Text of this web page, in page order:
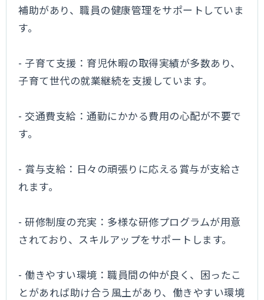
補助があり、職員の健康管理をサポートしていま
す。
- 子育て支援：育児休暇の取得実績が多数あり、
子育て世代の就業継続を支援しています。
- 交通費支給：通勤にかかる費用の心配が不要で
す。
- 賞与支給：日々の頑張りに応える賞与が支給さ
れます。
- 研修制度の充実：多様な研修プログラムが用意
されており、スキルアップをサポートします。
- 働きやすい環境：職員間の仲が良く、困ったこ
とがあれば助け合う風土があり、働きやすい環境